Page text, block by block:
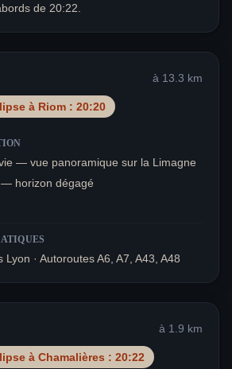
de 20:22.
à 13.3 km
à Riom : 20:20
— vue panoramique sur la Limagne
horizon dégagé
· Autoroutes A6, A7, A43, A48
à 1.9 km
à Chamalières : 20:22